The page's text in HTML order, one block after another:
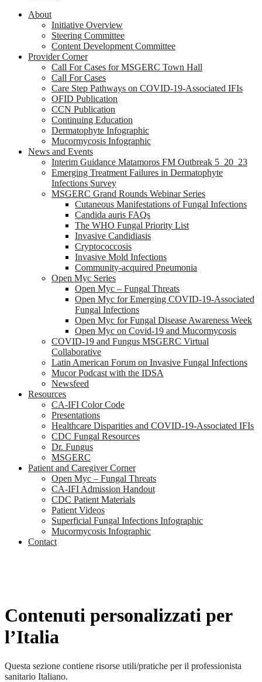
About
Initiative Overview
Steering Committee
Content Development Committee
Provider Corner
Call For Cases for MSGERC Town Hall
Call For Cases
Care Step Pathways on COVID-19-Associated IFIs
OFID Publication
CCN Publication
Continuing Education
Dermatophyte Infographic
Mucormycosis Infographic
News and Events
Interim Guidance Matamoros FM Outbreak 5_20_23
Emerging Treatment Failures in Dermatophyte
Infections Survey
MSGERC Grand Rounds Webinar Series
Cutaneous Manifestations of Fungal Infections
Candida auris FAQs
The WHO Fungal Priority List
Invasive Candidiasis
Cryptococcosis
Invasive Mold Infections
Community-acquired Pneumonia
Open Myc Series
Open Myc – Fungal Threats
Open Myc for Emerging COVID-19-Associated
Fungal Infections
Open Myc for Fungal Disease Awareness Week
Open Myc on Covid-19 and Mucormycosis
COVID-19 and Fungus MSGERC Virtual
Collaborative
Latin American Forum on Invasive Fungal Infections
Mucor Podcast with the IDSA
Newsfeed
Resources
CA-IFI Color Code
Presentations
Healthcare Disparities and COVID-19-Associated IFIs
CDC Fungal Resources
Dr. Fungus
MSGERC
Patient and Caregiver Corner
Open Myc – Fungal Threats
CA-IFI Admission Handout
CDC Patient Materials
Patient Videos
Superficial Fungal Infections Infographic
Mucormycosis Infographic
Contact
Contenuti personalizzati per
l’Italia
Questa sezione contiene risorse utili/pratiche per il professionista
sanitario Italiano.